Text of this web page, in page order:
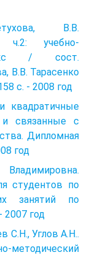
В.В.
ч.2: учебно-
/ сост.
В.В. Тарасенко
с. - 2008 год
квадратичные
и связанные с
Дипломная
год
студентов по
занятий по
2007 год
С.Н., Углов А.Н..
методический